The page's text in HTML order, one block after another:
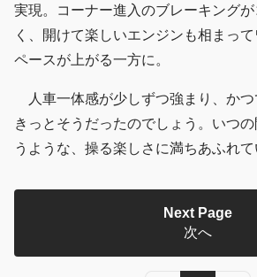
実現。コーナー進入のブレーキング
く、開けて楽しいエンジンも相まっ
ペースが上がる一方に。
人車一体感が少しずつ強まり、かつ
きっとそうだったのでしょう。いつ
うような、操る楽しさに満ちあふれて
Next Page
次へ